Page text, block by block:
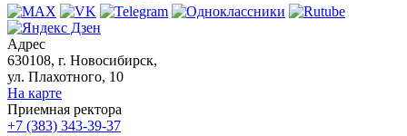
Адрес
630108, г. Новосибирск,
ул. Плахотного, 10
На карте
Приемная ректора
+7 (383) 343-39-37